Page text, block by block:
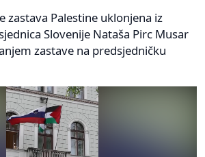
zastava Palestine uklonjena iz
Slovenije Nataša Pirc Musar
zastave na predsjedničku